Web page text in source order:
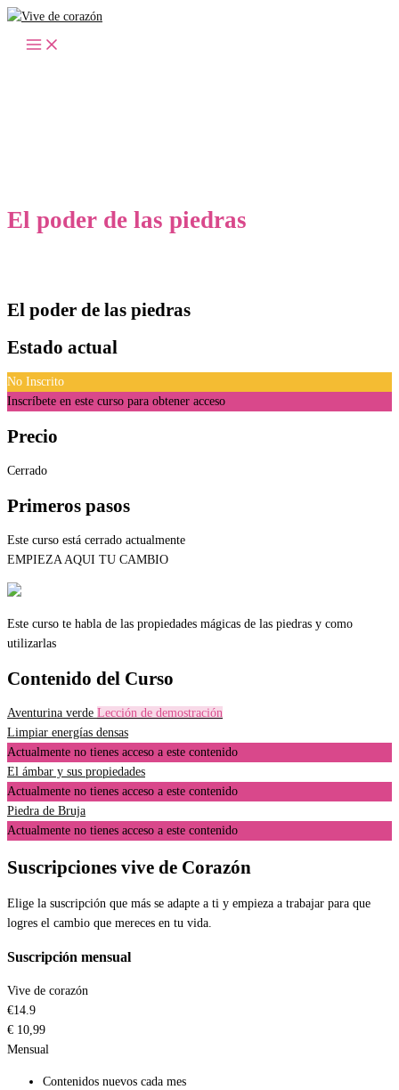
Ir
contenido
El poder de las piedras
El poder de las piedras
Estado actual
No Inscrito
Inscríbete en este curso para obtener acceso
Precio
Cerrado
Primeros pasos
Este curso está cerrado actualmente
EMPIEZA AQUI TU CAMBIO
Este curso te habla de las propiedades mágicas de las piedras y como
utilizarlas
Contenido del Curso
Aventurina verde Lección de demostración
Limpiar energías densas
Actualmente no tienes acceso a este contenido
El ámbar y sus propiedades
Actualmente no tienes acceso a este contenido
Piedra de Bruja
Actualmente no tienes acceso a este contenido
Suscripciones vive de Corazón
Elige la suscripción que más se adapte a ti y empieza a trabajar para que
logres el cambio que mereces en tu vida.
Suscripción mensual
Vive de corazón
€14.9
€ 10,99
Mensual
Contenidos nuevos cada mes